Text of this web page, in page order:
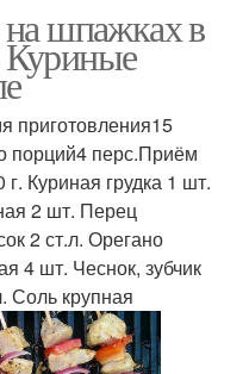
шпажках в
Куриные
приготовления15
порций4 перс.Приём
Куриная грудка 1 шт.
2 шт. Перец
2 ст.л. Орегано
4 шт. Чеснок, зубчик
Соль крупная